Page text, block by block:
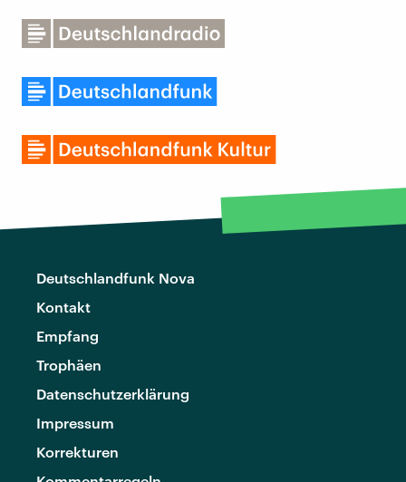
Deutschlandfunk Nova
Kontakt
Empfang
Trophäen
Datenschutzerklärung
Impressum
Korrekturen